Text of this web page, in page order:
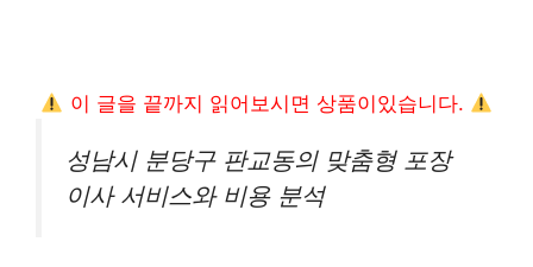
이 글을 끝까지 읽어보시면 상품이있습니다.
성남시 분당구 판교동의 맞춤형 포장
이사 서비스와 비용 분석